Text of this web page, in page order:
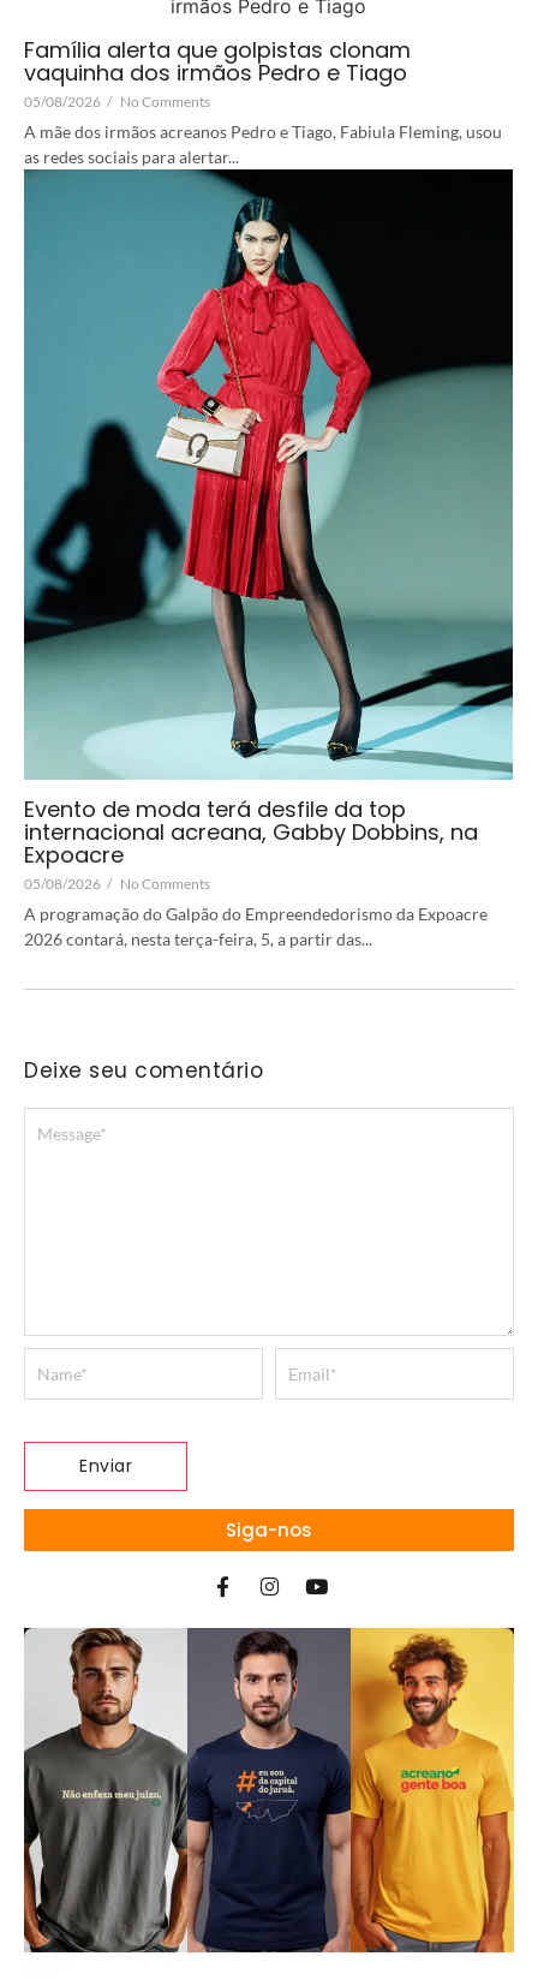
Família alerta que golpistas clonam
vaquinha dos irmãos Pedro e Tiago
05/08/2026 / No Comments
A mãe dos irmãos acreanos Pedro e Tiago, Fabiula Fleming, usou
as redes sociais para alertar...
Evento de moda terá desfile da top
internacional acreana, Gabby Dobbins, na
Expoacre
05/08/2026 / No Comments
A programação do Galpão do Empreendedorismo da Expoacre
2026 contará, nesta terça-feira, 5, a partir das...
Deixe seu comentário
Siga-nos